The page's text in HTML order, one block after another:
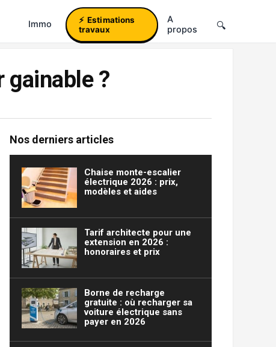
Immo
Estimations
travaux
A
propos
gainable ?
Nos derniers articles
Chaise monte-escalier
électrique 2026 : prix,
modèles et aides
Tarif architecte pour une
extension en 2026 :
honoraires et prix
Borne de recharge
gratuite : où recharger sa
voiture électrique sans
payer en 2026